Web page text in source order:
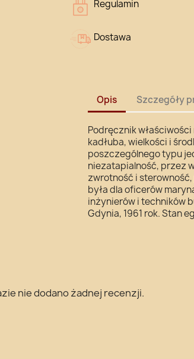
Regulamin
Dostawa
Opis Szczegóły
Podręcznik
kadłuba, wielkości i
poszczególnego typu
niezatapialność, przez
zwrotność i
była dla oficerów
inżynierów i techników
Gdynia, 1961 rok. Stan
nie dodano żadnej recenzji.